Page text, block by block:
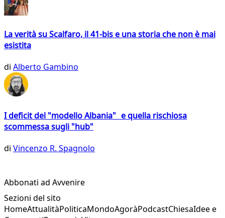
La verità su Scalfaro, il 41-bis e una storia che non è mai
esistita
di Alberto Gambino
I deficit del "modello Albania" e quella rischiosa
scommessa sugli "hub"
di Vincenzo R. Spagnolo
Abbonati ad Avvenire
Sezioni del sito
HomeAttualitàPoliticaMondoAgoràPodcastChiesaIdee e